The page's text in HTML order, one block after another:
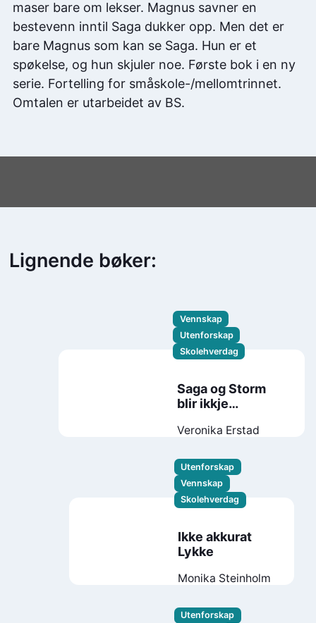
maser bare om lekser. Magnus savner en
bestevenn inntil Saga dukker opp. Men det er
bare Magnus som kan se Saga. Hun er et
spøkelse, og hun skjuler noe. Første bok i en ny
serie. Fortelling for småskole-/mellomtrinnet.
Omtalen er utarbeidet av BS.
Lignende bøker:
Vennskap
Utenforskap
Skolehverdag
Saga og Storm
blir ikkje
Veronika Erstad
Utenforskap
Vennskap
Skolehverdag
Ikke akkurat
Lykke
Monika Steinholm
Utenforskap